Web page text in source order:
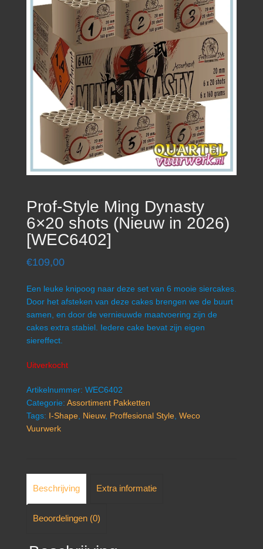
Prof-Style Ming Dynasty
6×20 shots (Nieuw in 2026)
[WEC6402]
€109,00
Een leuke knipoog naar deze set van 6 mooie siercakes.
Door het afsteken van deze cakes brengen we de buurt
samen, en door de vernieuwde maatvoering zijn de
cakes extra stabiel. Iedere cake bevat zijn eigen
siereffect.
Uitverkocht
Artikelnummer: WEC6402
Categorie: Assortiment Pakketten
Tags: I-Shape Nieuw, Proffesional Style Weco
Vuurwerk
Beschrijving Extra informatie
Beoordelingen (0)